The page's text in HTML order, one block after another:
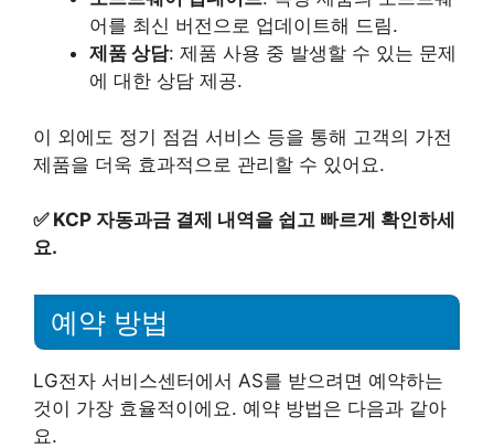
어를 최신 버전으로 업데이트해 드림.
제품 상담: 제품 사용 중 발생할 수 있는 문제
에 대한 상담 제공.
이 외에도 정기 점검 서비스 등을 통해 고객의 가전
제품을 더욱 효과적으로 관리할 수 있어요.
✅ KCP 자동과금 결제 내역을 쉽고 빠르게 확인하세
요.
예약 방법
LG전자 서비스센터에서 AS를 받으려면 예약하는
것이 가장 효율적이에요. 예약 방법은 다음과 같아
요.